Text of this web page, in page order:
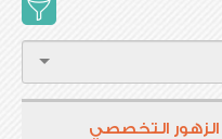
التخصصي